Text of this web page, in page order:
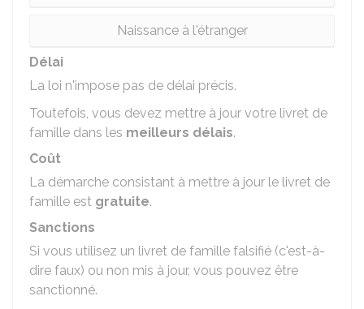
Naissance à l'étranger
Délai
La loi n'impose pas de délai précis.
Toutefois, vous devez mettre à jour votre livret de
famille dans les meilleurs délais.
Coût
La démarche consistant à mettre à jour le livret de
famille est gratuite.
Sanctions
Si vous utilisez un livret de famille falsifié (c'est-à-
dire faux) ou non mis à jour, vous pouvez être
sanctionné.